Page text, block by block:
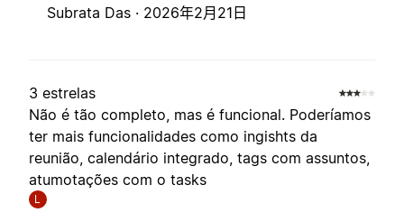
Subrata Das · 2026年2月21日
3 estrelas
Não é tão completo, mas é funcional. Poderíamos
ter mais funcionalidades como ingishts da
reunião, calendário integrado, tags com assuntos,
atumotações com o tasks
L